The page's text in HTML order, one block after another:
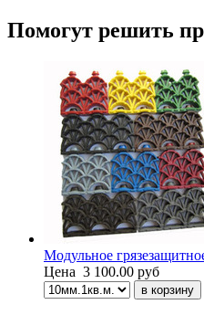
Помогут решить
Модульное
Цена 3 100.00 руб